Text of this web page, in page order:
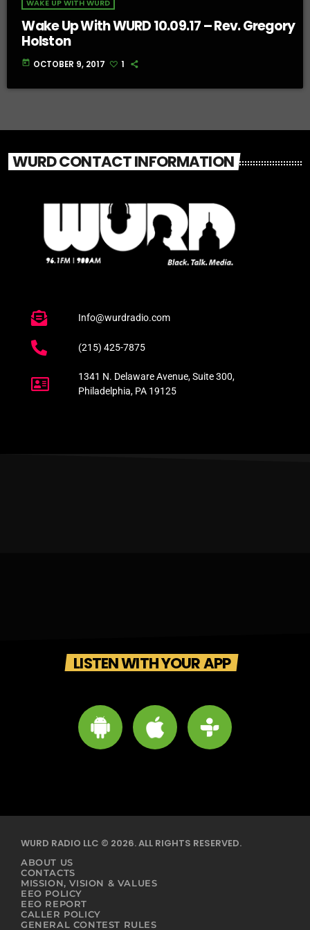
WAKE UP WITH WURD
Wake Up With WURD 10.09.17 – Rev. Gregory
Holston
today OCTOBER 9, 2017 1
WURD CONTACT INFORMATION
Info@wurdradio.com
(215) 425-7875
1341 N. Delaware Avenue, Suite 300,
Philadelphia, PA 19125
LISTEN WITH YOUR APP
WURD RADIO LLC © 2026. ALL RIGHTS RESERVED.
ABOUT US
CONTACTS
MISSION, VISION & VALUES
EEO POLICY
EEO REPORT
CALLER POLICY
GENERAL CONTEST RULES